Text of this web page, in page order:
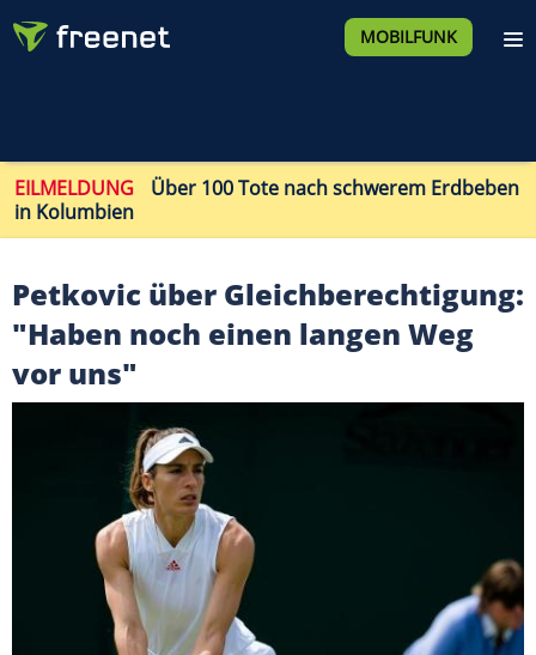
MOBILFUNK
EILMELDUNG
Über 100 Tote nach schwerem Erdbeben
in Kolumbien
Petkovic über Gleichberechtigung:
"Haben noch einen langen Weg
vor uns"